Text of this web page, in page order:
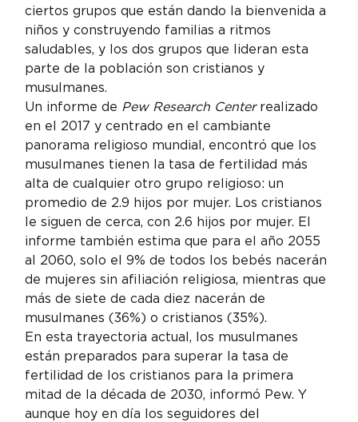
ciertos grupos que están dando la bienvenida a
niños y construyendo familias a ritmos
saludables, y los dos grupos que lideran esta
parte de la población son cristianos y
musulmanes.
Un informe de Pew Research Center realizado
en el 2017 y centrado en el cambiante
panorama religioso mundial, encontró que los
musulmanes tienen la tasa de fertilidad más
alta de cualquier otro grupo religioso: un
promedio de 2.9 hijos por mujer. Los cristianos
le siguen de cerca, con 2.6 hijos por mujer. El
informe también estima que para el año 2055
al 2060, solo el 9% de todos los bebés nacerán
de mujeres sin afiliación religiosa, mientras que
más de siete de cada diez nacerán de
musulmanes (36%) o cristianos (35%).
En esta trayectoria actual, los musulmanes
están preparados para superar la tasa de
fertilidad de los cristianos para la primera
mitad de la década de 2030, informó Pew. Y
aunque hoy en día los seguidores del